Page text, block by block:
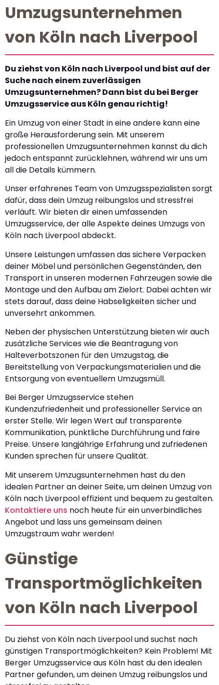
Umzugsunternehmen
von Köln nach Liverpool
Du ziehst von Köln nach Liverpool und bist auf der
Suche nach einem zuverlässigen
Umzugsunternehmen? Dann bist du bei Berger
Umzugsservice aus Köln genau richtig!
Ein Umzug von einer Stadt in eine andere kann eine
große Herausforderung sein. Mit unserem
professionellen Umzugsunternehmen kannst du dich
jedoch entspannt zurücklehnen, während wir uns um
all die Details kümmern.
Unser erfahrenes Team von Umzugsspezialisten sorgt
dafür, dass dein Umzug reibungslos und stressfrei
verläuft. Wir bieten dir einen umfassenden
Umzugsservice, der alle Aspekte deines Umzugs von
Köln nach Liverpool abdeckt.
Unsere Leistungen umfassen das sichere Verpacken
deiner Möbel und persönlichen Gegenständen, den
Transport in unseren modernen Fahrzeugen sowie die
Montage und den Aufbau am Zielort. Dabei achten wir
stets darauf, dass deine Habseligkeiten sicher und
unversehrt ankommen.
Neben der physischen Unterstützung bieten wir auch
zusätzliche Services wie die Beantragung von
Halteverbotszonen für den Umzugstag, die
Bereitstellung von Verpackungsmaterialien und die
Entsorgung von eventuellem Umzugsmüll.
Bei Berger Umzugsservice stehen
Kundenzufriedenheit und professioneller Service an
erster Stelle. Wir legen Wert auf transparente
Kommunikation, pünktliche Durchführung und faire
Preise. Unsere langjährige Erfahrung und zufriedenen
Kunden sprechen für unsere Qualität.
Mit unserem Umzugsunternehmen hast du den
idealen Partner an deiner Seite, um deinen Umzug von
Köln nach Liverpool effizient und bequem zu gestalten.
Kontaktiere uns noch heute für ein unverbindliches
Angebot und lass uns gemeinsam deinen
Umzugstraum wahr werden!
Günstige
Transportmöglichkeiten
von Köln nach Liverpool
Du ziehst von Köln nach Liverpool und suchst nach
günstigen Transportmöglichkeiten? Kein Problem! Mit
Berger Umzugsservice aus Köln hast du den idealen
Partner gefunden, um deinen Umzug reibungslos und